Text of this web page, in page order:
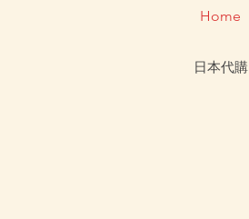
Home
日本代購